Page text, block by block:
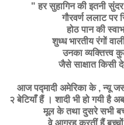
" हर सुहागिन की इतनी
गौरवर्ण ललाट पर
होठ पान की
शुध्ध भारतीय रंगों
उनका व्यक्तित्त्व
जैसे साक्षात किसी
आज पद्मादी अमेरिका के , न्यू
२ बेटियाँ हैं । शादी भी हो गयी है
मूल के तथा दुसरे सभी
वे आग्रह करतीं हैं